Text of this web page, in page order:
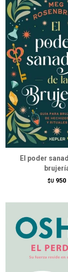
El poder
$U 950